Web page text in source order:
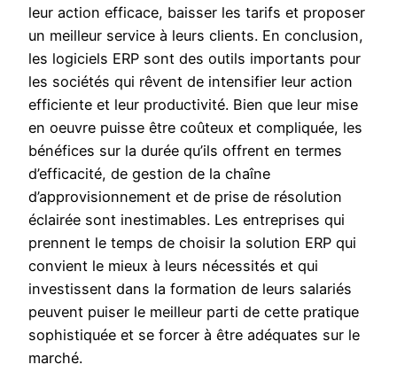
leur action efficace, baisser les tarifs et proposer
un meilleur service à leurs clients. En conclusion,
les logiciels ERP sont des outils importants pour
les sociétés qui rêvent de intensifier leur action
efficiente et leur productivité. Bien que leur mise
en oeuvre puisse être coûteux et compliquée, les
bénéfices sur la durée qu’ils offrent en termes
d’efficacité, de gestion de la chaîne
d’approvisionnement et de prise de résolution
éclairée sont inestimables. Les entreprises qui
prennent le temps de choisir la solution ERP qui
convient le mieux à leurs nécessités et qui
investissent dans la formation de leurs salariés
peuvent puiser le meilleur parti de cette pratique
sophistiquée et se forcer à être adéquates sur le
marché.